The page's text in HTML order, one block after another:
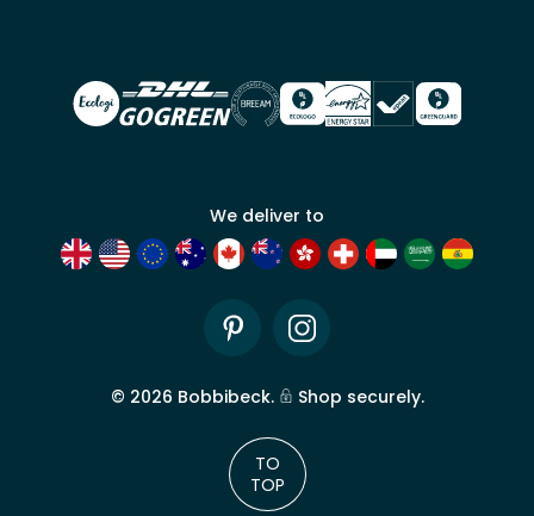
Demander
un compte
We deliver to
PinterestInstagram
© 2026 Bobbibeck. Shop securely.
TO
TOP